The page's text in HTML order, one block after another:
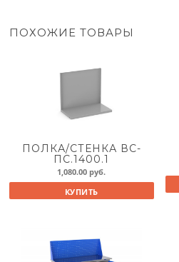
ПОХОЖИЕ ТОВАРЫ
ПОЛКА/СТЕНКА ВС-
ПС.1400.1
1,080.00 руб.
КУПИТЬ